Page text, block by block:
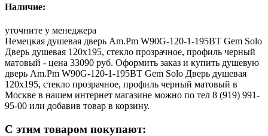
Наличие:
уточните у менеджера
Немецкая душевая дверь Am.Pm W90G-120-1-195BT Gem Solo
Дверь душевая 120х195, стекло прозрачное, профиль черный
матовый - цена 33090 руб. Оформить заказ и купить душевую
дверь Am.Pm W90G-120-1-195BT Gem Solo Дверь душевая
120х195, стекло прозрачное, профиль черный матовый в
Москве в нашем интернет магазине можно по тел 8 (919) 991-
95-00 или добавив товар в корзину.
С этим товаром покупают: